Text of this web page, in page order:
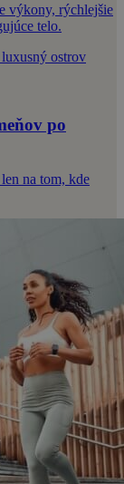
výkony, rýchlejšie
telo.
po
na tom, kde